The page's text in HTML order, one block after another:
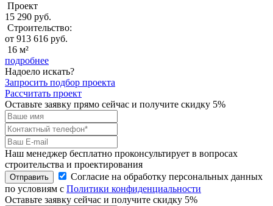
Проект
15 290 руб.
Строительство:
от 913 616 руб.
16 м²
подробнее
Надоело искать?
Запросить подбор проекта
Рассчитать проект
Оставьте заявку прямо сейчас и получите скидку 5%
Наш менеджер бесплатно проконсультирует в вопросах
строительства и проектирования
Отправить
Согласие на обработку персональных данных
по условиям с Политики конфиденциальности
Оставьте заявку сейчас и получите скидку 5%